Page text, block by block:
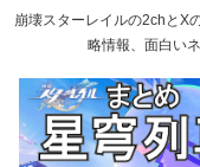
崩壊スターレイルの2chとX
略情報、面白い